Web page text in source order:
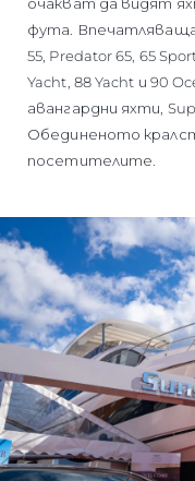
фута.
55, Predator 65, 65
Yacht, 88 Yacht и 90
авангардни яхти,
Обединеното
посетителите.